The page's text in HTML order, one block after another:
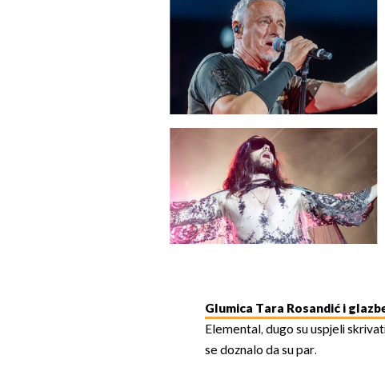
Glumica Tara Rosandić i
Elemental, dugo su uspjeli
se doznalo da su par.